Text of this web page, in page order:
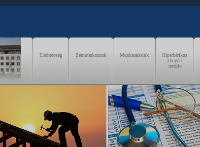
Elérhetőség Bemutatkozunk Munkatársaink
Hiperbárikus
Oxigén
terápia